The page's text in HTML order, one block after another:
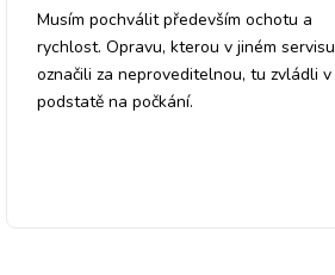
Musím pochválit především ochotu a
rychlost. Opravu, kterou v jiném servisu
označili za neproveditelnou, tu zvládli v
podstatě na počkání.